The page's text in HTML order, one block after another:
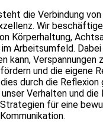
die Verbindung von
Wir
Körperhaltung,
Arbeitsumfeld. Dabei
kann, Verspannungen
und die eigene
durch die
Verhalten und die
für eine